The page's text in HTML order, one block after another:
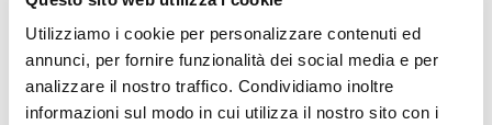
Utilizziamo i cookie per personalizzare contenuti ed
annunci, per fornire funzionalità dei social media e per
analizzare il nostro traffico. Condividiamo inoltre
informazioni sul modo in cui utilizza il nostro sito con i
Marketing, EMME Promozione Ismene Papageorgiu |
Responsabile Master e Corsi specializzanti, Università
Cattolica del Sacro Cuore